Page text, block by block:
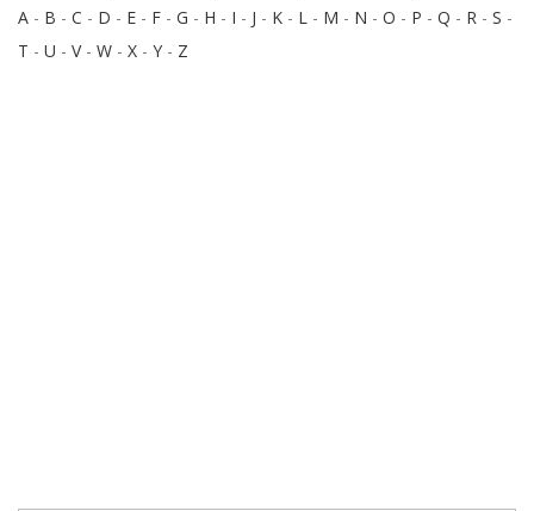
A - B - C - D - E - F - G - H - I - J - K - L - M - N - O - P - Q - R - S -
T - U - V- W - X - Y - Z